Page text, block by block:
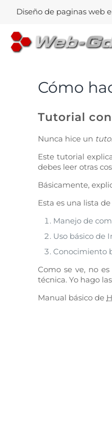
Diseño de paginas web
Cómo
Tutorial
Nunca hice un
Este tutorial
debes leer otras
Básicamente,
Esta es una lista
Manejo de
Uso básico de
Conocimiento
Como se ve, no
técnica. Yo hago
Manual básico de